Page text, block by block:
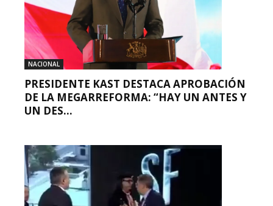
NACIONAL
PRESIDENTE KAST DESTACA APROBACIÓN
DE LA MEGARREFORMA: “HAY UN ANTES Y
UN DES...